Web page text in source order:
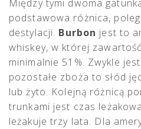
Między tymi dwoma
podstawowa różnica,
destylacji. Burbon jest to
whiskey, w której
minimalnie 51%. Zwykle
pozostałe zboża to słód
lub żyto. Kolejną różnicą
trunkami jest czas
leżakuje trzy lata. Dla